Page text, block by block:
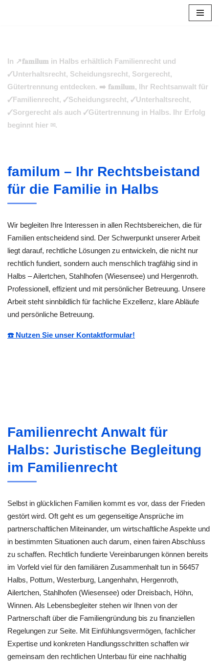
In ↗️𝐟𝐚𝐦𝐢𝐥𝐮𝐦 in Halbs erhältlich Familienrecht und
✓Unterhaltsrecht, Scheidungsrecht, Sorgerecht,
Gütertrennung entdecken. ➡️ 𝐟𝐚𝐦𝐢𝐥𝐮𝐦, Ihr Rechtsanwalt für
✓Familienrecht, ✓Scheidungsrecht, ✓Unterhaltsrecht,
✓Sorgerecht als auch ✓Gütertrennung in Halbs. Ihr Erfolg
beginnt hier ✉.
familum – Ihr Rechtsbeistand
für die Familie in Halbs
Wir begleiten Ihre Interessen in allen Rechtsbereichen, die für
Familien entscheidend sind. Der Schwerpunkt unserer Arbeit
liegt darauf, rechtliche Lösungen zu entwickeln, die nicht nur
rechtlich fundiert, sondern auch menschlich tragfähig sind in
Halbs – Ailertchen, Stahlhofen (Wiesensee) und Hergenroth.
Professionell, effizient und mit persönlicher Betreuung. Unsere
Arbeit steht sinnbildlich für fachliche Exzellenz, klare Abläufe
und persönliche Betreuung.
☎️ Nutzen Sie unser Kontaktformular!
Familienrecht Anwalt für
Halbs: Juristische Begleitung
im Familienrecht
Selbst in glücklichen Familien kommt es vor, dass der Frieden
gestört wird. Oft geht es um gegenseitige Ansprüche im
partnerschaftlichen Miteinander, um wirtschaftliche Aspekte und
in bestimmten Situationen auch darum, einen fairen Abschluss
zu schaffen. Rechtlich fundierte Vereinbarungen können bereits
im Vorfeld viel für den familiären Zusammenhalt tun in 56457
Halbs, Pottum, Westerburg, Langenhahn, Hergenroth,
Ailertchen, Stahlhofen (Wiesensee) oder Dreisbach, Höhn,
Winnen. Als Lebensbegleiter stehen wir Ihnen von der
Partnerschaft über die Familiengründung bis zu finanziellen
Regelungen zur Seite. Mit Einfühlungsvermögen, fachlicher
Expertise und konkreten Handlungsschritten schaffen wir
gemeinsam den rechtlichen Unterbau für eine nachhaltig